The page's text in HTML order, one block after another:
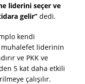
liderini seçer ve
gelir” dedi.
kendi
muhalefet liderinin
ve PKK ve
5 kat daha etkili
çalışılır.